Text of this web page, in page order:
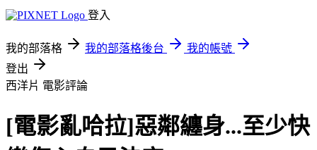
登入
我的部落格 我的部落格後台
我的帳號
登出
西洋片 電影評論
[電影亂哈拉]惡鄰纏身...至少快